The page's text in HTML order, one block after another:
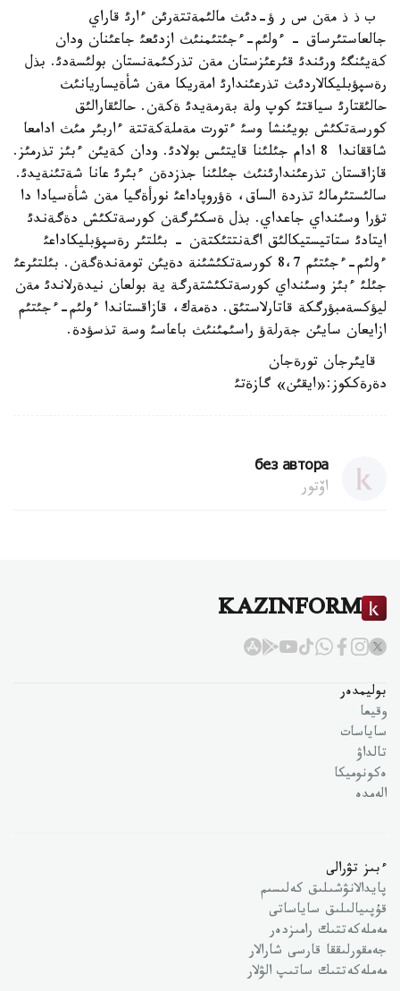
ب ذ ذ مةن س ر ؤ-دئث مالئمةتتةرئن ءارئ قاراي
جالعاستئرساق - ءولئم-ءجئتئمنئث ازدئعئ جاعئنان ودان
كةيئنگئ ورئندئ قئرعئزستان مةن تذركئمةنستان بولئسةدئ. بذل
رةسپؤبليكالاردئث تذرعئندارئ امةريكا مةن شأةيساريانئث
حالئقتارئ سياقتئ كوپ ولة بةرمةيدئ ةكةن. حالئقارالئق
كورسةتكئش بويئنشا وسئ ءتورت مةملةكةتتة ءاربئر مئث ادامعا
شاققاندا 8 ادام جئلئنا قايتئس بولادئ. ودان كةيئن ءبئز تذرمئز.
قازاقستان تذرعئندارئنئث جئلئنا جذزدةن ءبئرئ عانا شةتئنةيدئ.
سالئستئرمالئ تذردة الساق، ةؤروپاداعئ نورأةگيا مةن شأةسيادا دا
تؤرا وسئنداي جاعداي. بذل ةسكئرگةن كورسةتكئش دةگةندئ
ايتادئ ستاتيستيكالئق اگةنتتئكتةن - بئلتئر رةسپؤبليكاداعئ
ءولئم-ءجئتئم 8،7 كورسةتكئشئنة دةيئن تومةندةگةن. بئلتئرعئ
جئلئ ءبئز وسئنداي كورسةتكئشتةرگة ية بولعان نيدةرلاندئ مةن
ليؤكسةمبؤرگكة قاتارلاستئق. دةمةك، قازاقستاندا ءولئم-ءجئتئم
ازايعان سايئن جةرلةؤ راسئمئنئث باعاسئ وسة تذسؤدة.
قايئرجان تورةجان
دةرةككوز:«ايقئن» گازةتئ
без автора
اۆتور
KAZINFORM
بوليمدەر
وقيعا
ساياسات
تالداۋ
ەكونوميكا
الەمدە
ءبىز تۋرالى
پايدالانۋشىلىق كەلىسىم
قۇپىيالىلىق ساياساتى
مەملەكەتتىك رامىزدەر
جەمقورلىققا قارسى شارالار
مەملەكەتتىك ساتىپ الۋلار